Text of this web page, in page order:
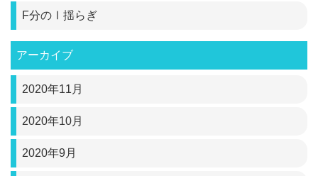
F分のⅠ揺らぎ
アーカイブ
2020年11月
2020年10月
2020年9月